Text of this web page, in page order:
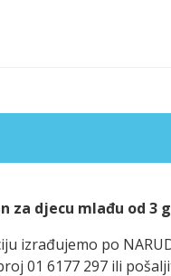
za djecu mlađu
izrađujemo po
01 6177 297 ili